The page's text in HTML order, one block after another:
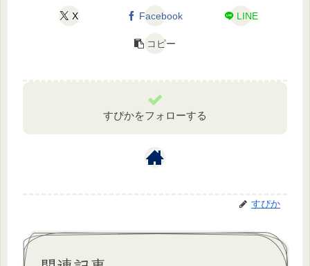
X Facebook LINE
コピー
すぴかをフォローする
すぴか